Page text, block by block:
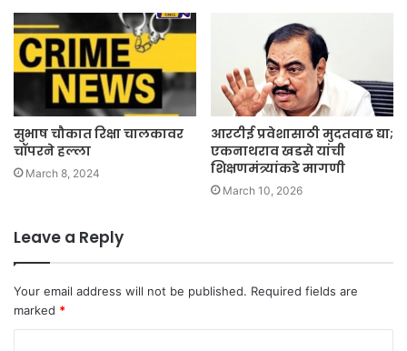
सुभाष चौकात रिक्षा चालकावर
चॉपरने हल्ला
March 8, 2024
आरटीई प्रवेशासाठी मुदतवाढ द्या;
एकनाथराव खडसे यांची
शिक्षणमंत्र्यांकडे मागणी
March 10, 2026
Leave a Reply
Your email address will not be published. Required fields are
marked *